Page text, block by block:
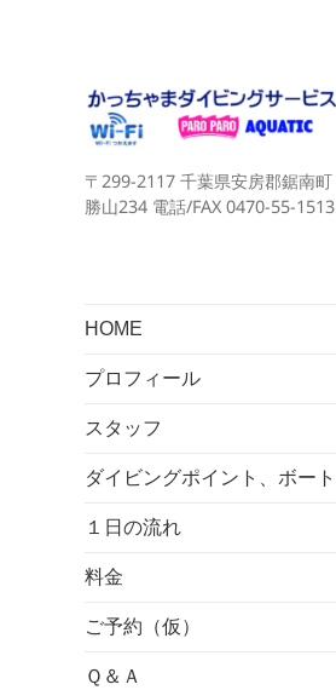
〒299-2117 千葉県安房郡鋸南町
勝山234 電話/FAX 0470-55-1513
HOME
プロフィール
スタッフ
ダイビングポイント、ボート
１日の流れ
料金
ご予約（仮）
Ｑ＆Ａ